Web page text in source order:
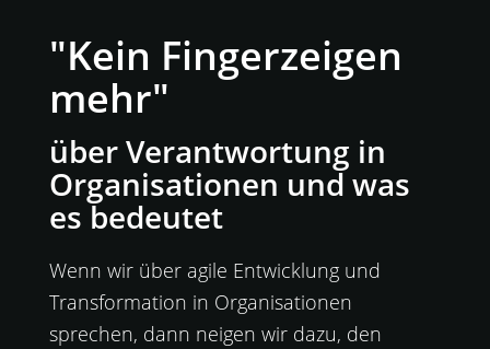
"Kein Fingerzeigen
mehr"
über Verantwortung in
Organisationen und was
es bedeutet
Wenn wir über agile Entwicklung und
Transformation in Organisationen
sprechen, dann neigen wir dazu, den